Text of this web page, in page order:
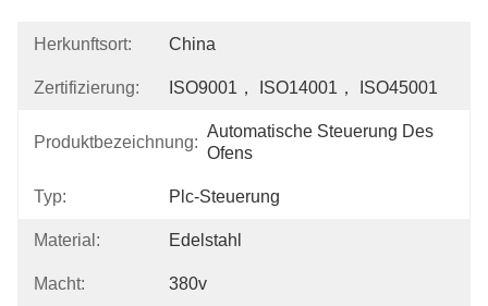
Herkunftsort: China
Zertifizierung: ISO9001， ISO14001， ISO45001
Produktbezeichnung:
Automatische Steuerung Des
Ofens
Typ: Plc-Steuerung
Material: Edelstahl
Macht: 380v